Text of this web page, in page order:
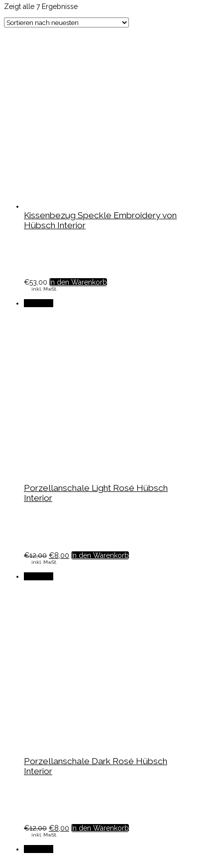
Zeigt alle 7 Ergebnisse
Kissenbezug Speckle Embroidery von
Hübsch Interior
€53,00 In den Warenkorb
inkl. MwSt.
Porzellanschale Light Rosé Hübsch
Interior
€12,00 €8,00 In den Warenkorb
inkl. MwSt.
Porzellanschale Dark Rosé Hübsch
Interior
€12,00 €8,00 In den Warenkorb
inkl. MwSt.